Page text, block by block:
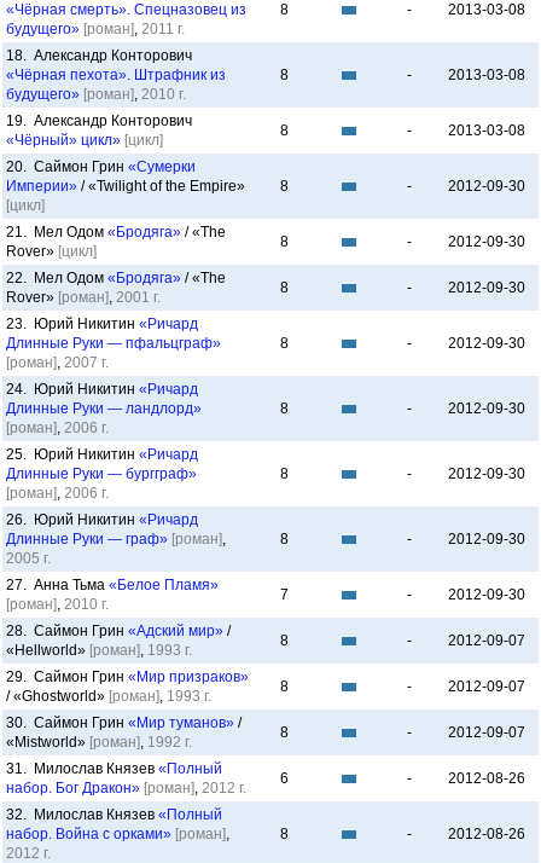
«Чёрная смерть». Спецназовец из
будущего» [роман], 2011 г.
8 - 2013-03-08
18. Александр Конторович
«Чёрная пехота». Штрафник из
будущего» [роман], 2010 г.
8 - 2013-03-08
19. Александр Конторович
«Чёрный» цикл» [цикл]
8 - 2013-03-08
20. Саймон Грин «Сумерки
Империи» / «Twilight of the Empire»
[цикл]
8 - 2012-09-30
21. Мел Одом «Бродяга» / «The
Rover» [цикл]
8 - 2012-09-30
22. Мел Одом «Бродяга» / «The
Rover» [роман], 2001 г.
8 - 2012-09-30
23. Юрий Никитин «Ричард
Длинные Руки — пфальцграф»
[роман], 2007 г.
8 - 2012-09-30
24. Юрий Никитин «Ричард
Длинные Руки — ландлорд»
[роман], 2006 г.
8 - 2012-09-30
25. Юрий Никитин «Ричард
Длинные Руки — бургграф»
[роман], 2006 г.
8 - 2012-09-30
26. Юрий Никитин «Ричард
Длинные Руки — граф» [роман],
2005 г.
8 - 2012-09-30
27. Анна Тьма «Белое Пламя»
[роман], 2010 г.
7 - 2012-09-30
28. Саймон Грин «Адский мир» /
«Hellworld» [роман], 1993 г.
8 - 2012-09-07
29. Саймон Грин «Мир призраков»
/ «Ghostworld» [роман], 1993 г.
8 - 2012-09-07
30. Саймон Грин «Мир туманов» /
«Mistworld» [роман], 1992 г.
8 - 2012-09-07
31. Милослав Князев «Полный
набор. Бог Дракон» [роман], 2012 г.
6 - 2012-08-26
32. Милослав Князев «Полный
набор. Война с орками» [роман],
2012 г.
8 - 2012-08-26